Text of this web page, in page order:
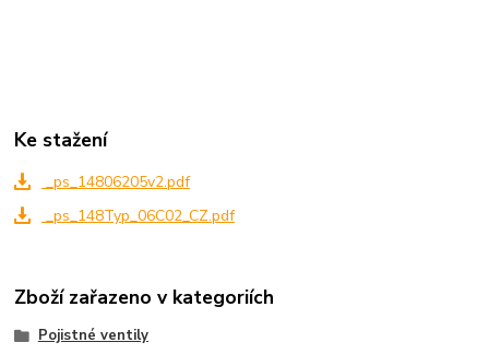
Ke stažení
_ps_14806205v2.pdf
_ps_148Typ_06C02_CZ.pdf
Zboží zařazeno v kategoriích
Pojistné ventily